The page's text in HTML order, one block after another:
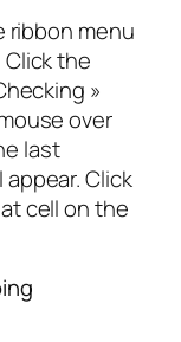
ribbon menu
the
»
over
last
Click
cell on the